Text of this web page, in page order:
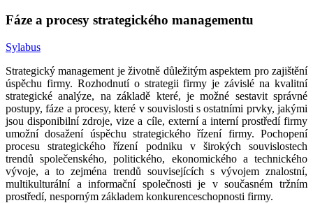
Fáze a procesy strategického managementu
Sylabus
Strategický management je životně důležitým aspektem pro zajištění
úspěchu firmy. Rozhodnutí o strategii firmy je závislé na kvalitní
strategické analýze, na základě které, je možné sestavit správné
postupy, fáze a procesy, které v souvislosti s ostatními prvky, jakými
jsou disponibilní zdroje, vize a cíle, externí a interní prostředí firmy
umožní dosažení úspěchu strategického řízení firmy. Pochopení
procesu strategického řízení podniku v širokých souvislostech
trendů společenského, politického, ekonomického a technického
vývoje, a to zejména trendů souvisejících s vývojem znalostní,
multikulturální a informační společnosti je v současném tržním
prostředí, nesporným základem konkurenceschopnosti firmy.